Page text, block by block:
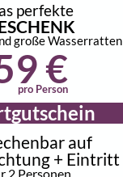
perfekte
große Wasserratten
€
pro Person
auf
+ Eintritt
2 Personen